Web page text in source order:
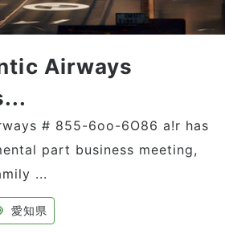
Airways
# 855-6oo-6O86 a!r has
part business meeting,
...
愛知県